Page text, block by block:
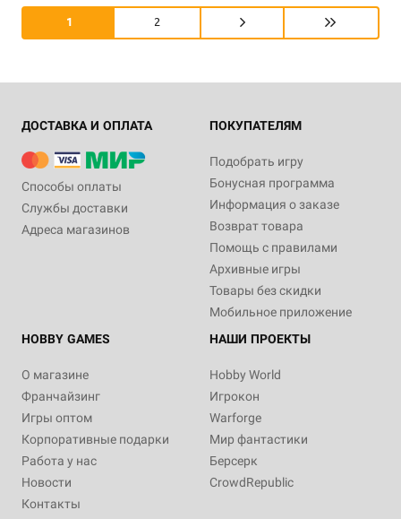
1 2
ДОСТАВКА И ОПЛАТА
Способы оплаты
Службы доставки
Адреса магазинов
ПОКУПАТЕЛЯМ
Подобрать игру
Бонусная программа
Информация о заказе
Возврат товара
Помощь с правилами
Архивные игры
Товары без скидки
Мобильное приложение
HOBBY GAMES
О магазине
Франчайзинг
Игры оптом
Корпоративные подарки
Работа у нас
Новости
Контакты
НАШИ ПРОЕКТЫ
Hobby World
Игрокон
Warforge
Мир фантастики
Берсерк
CrowdRepublic